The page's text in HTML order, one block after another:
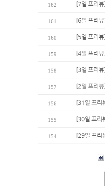
162 [7일 프리
161 [6일 프리
160 [5일 프리
159 [4일 프리
158 [3일 프리
157 [2일 프리
156 [31일 프리
155 [30일 프리
154 [29일 프리